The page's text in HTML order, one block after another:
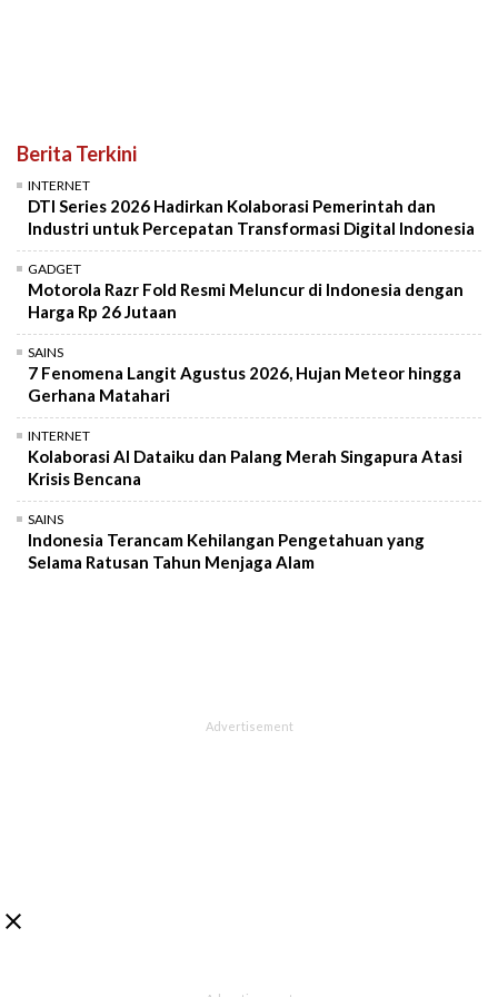
Berita Terkini
INTERNET
DTI Series 2026 Hadirkan Kolaborasi Pemerintah dan
Industri untuk Percepatan Transformasi Digital Indonesia
GADGET
Motorola Razr Fold Resmi Meluncur di Indonesia dengan
Harga Rp 26 Jutaan
SAINS
7 Fenomena Langit Agustus 2026, Hujan Meteor hingga
Gerhana Matahari
INTERNET
Kolaborasi AI Dataiku dan Palang Merah Singapura Atasi
Krisis Bencana
SAINS
Indonesia Terancam Kehilangan Pengetahuan yang
Selama Ratusan Tahun Menjaga Alam
